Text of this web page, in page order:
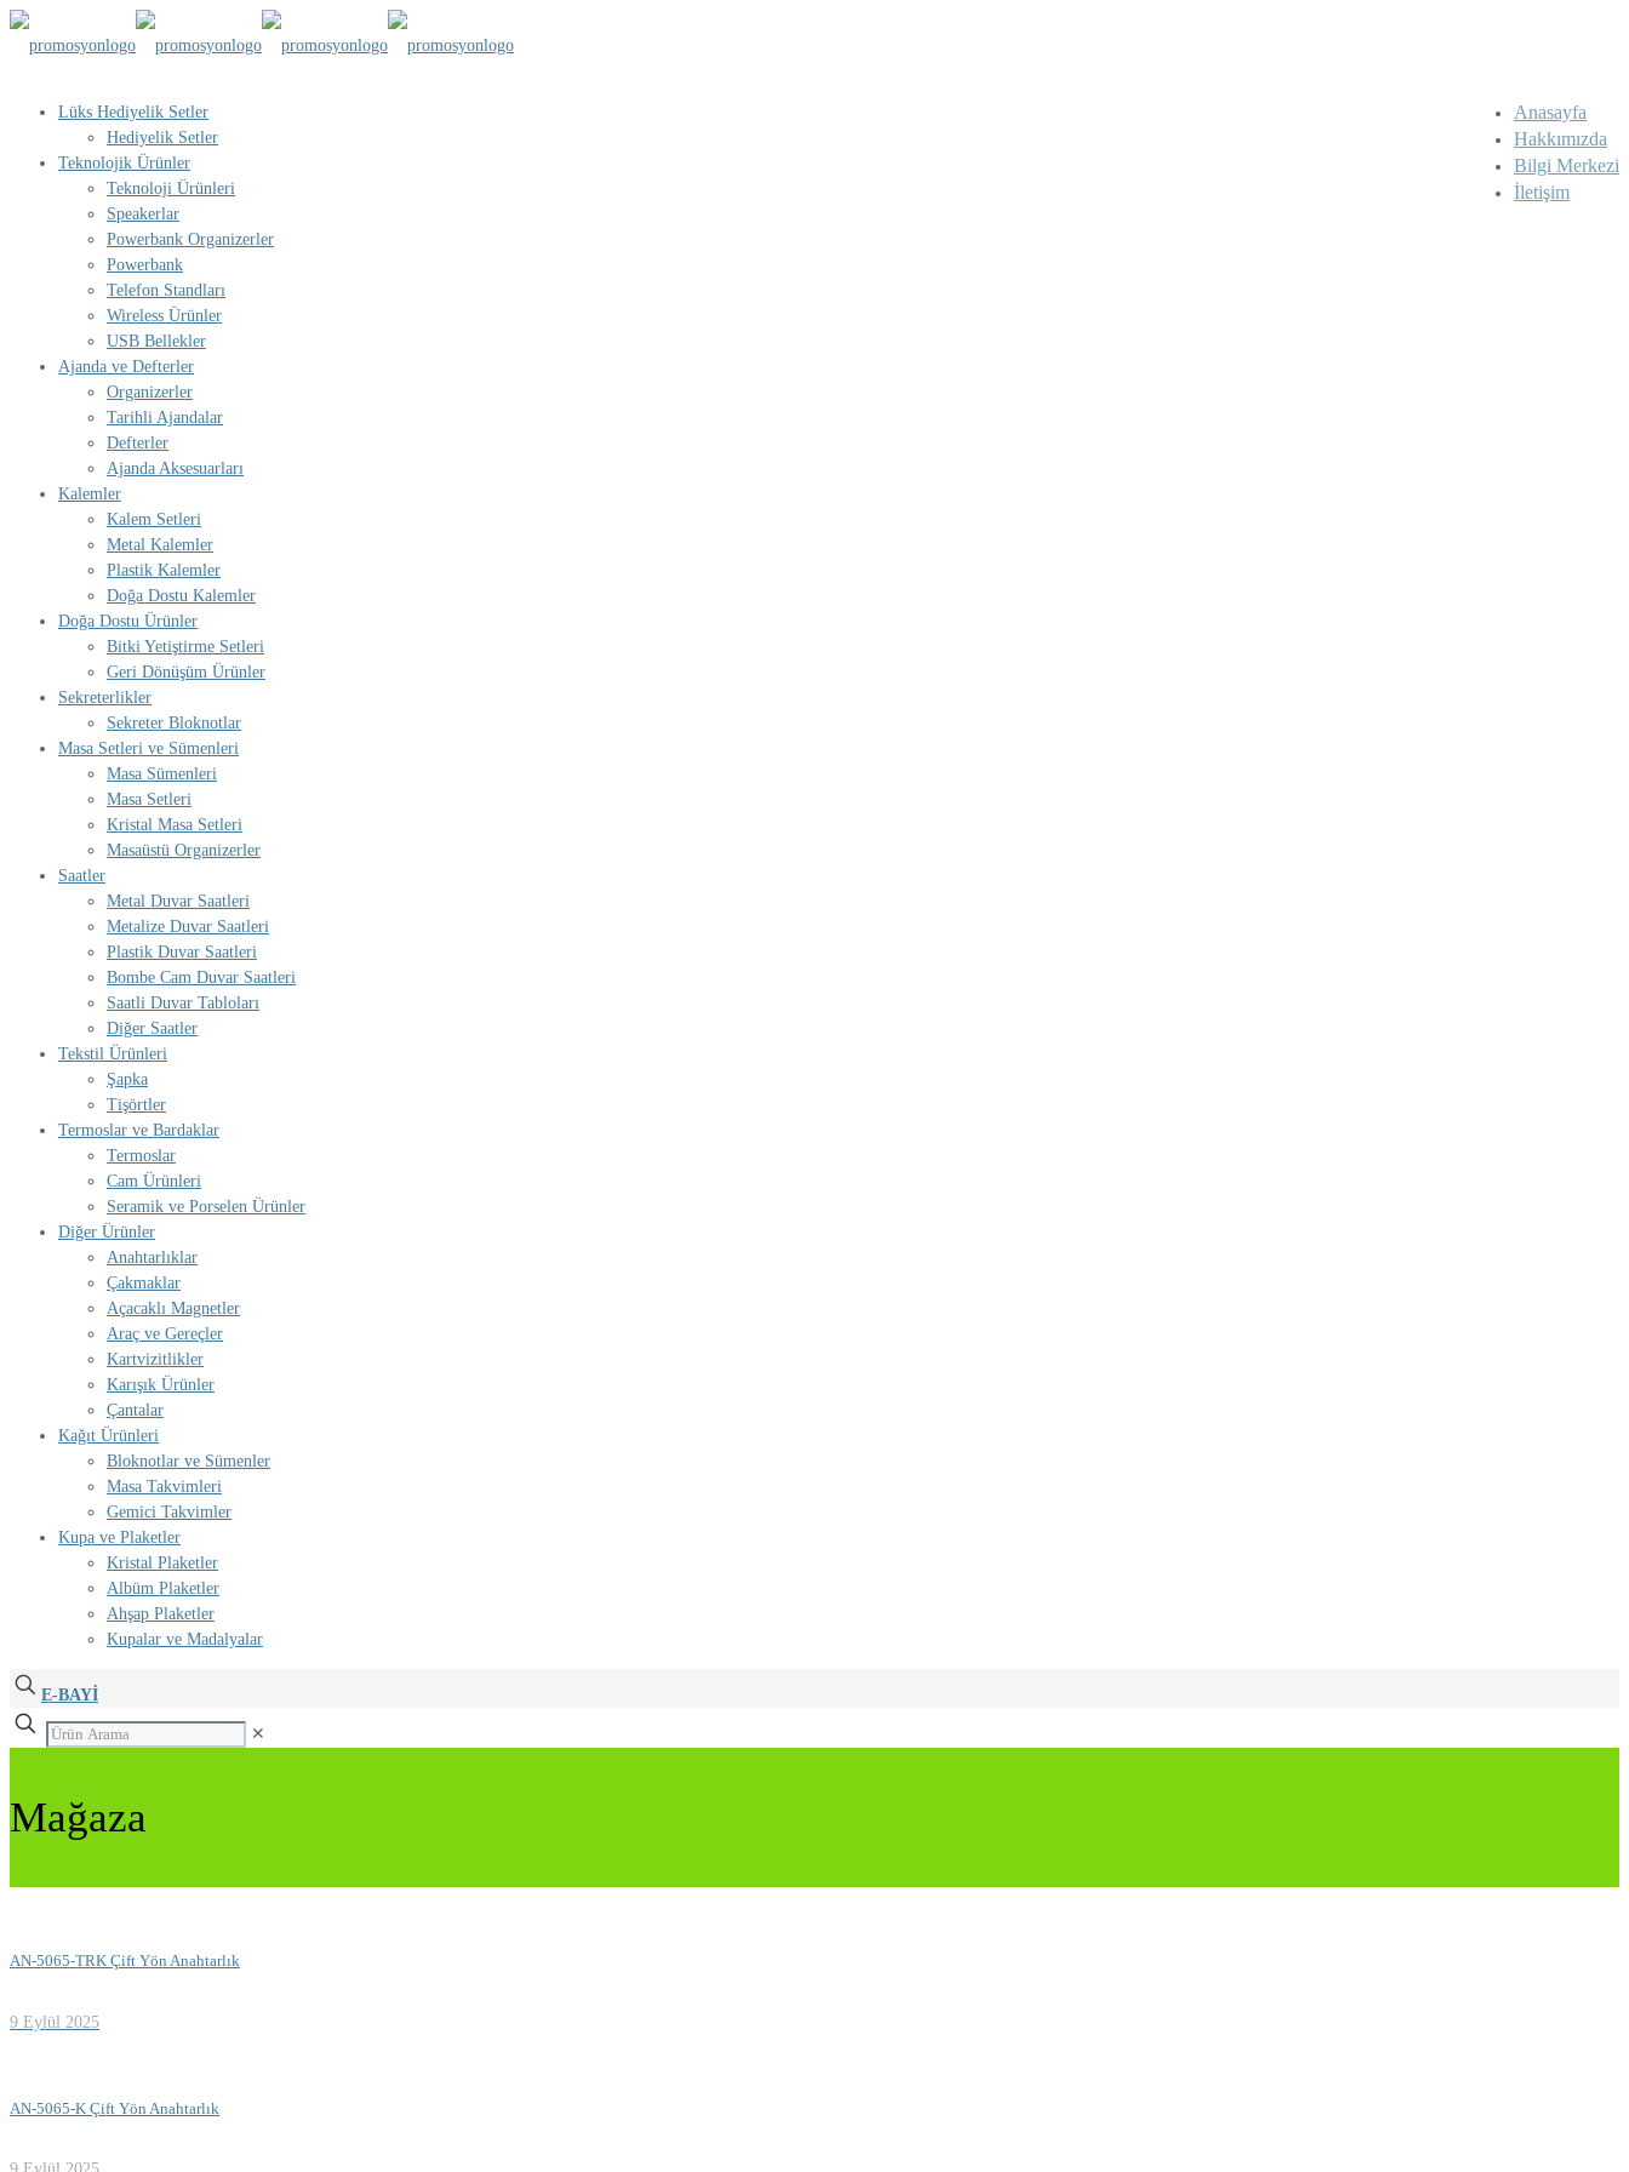
Anasayfa
Hakkımızda
Bilgi Merkezi
İletişim
Lüks Hediyelik Setler
Hediyelik Setler
Teknolojik Ürünler
Teknoloji Ürünleri
Speakerlar
Powerbank Organizerler
Powerbank
Telefon Standları
Wireless Ürünler
USB Bellekler
Ajanda ve Defterler
Organizerler
Tarihli Ajandalar
Defterler
Ajanda Aksesuarları
Kalemler
Kalem Setleri
Metal Kalemler
Plastik Kalemler
Doğa Dostu Kalemler
Doğa Dostu Ürünler
Bitki Yetiştirme Setleri
Geri Dönüşüm Ürünler
Sekreterlikler
Sekreter Bloknotlar
Masa Setleri ve Sümenleri
Masa Sümenleri
Masa Setleri
Kristal Masa Setleri
Masaüstü Organizerler
Saatler
Metal Duvar Saatleri
Metalize Duvar Saatleri
Plastik Duvar Saatleri
Bombe Cam Duvar Saatleri
Saatli Duvar Tabloları
Diğer Saatler
Tekstil Ürünleri
Şapka
Tişörtler
Termoslar ve Bardaklar
Termoslar
Cam Ürünleri
Seramik ve Porselen Ürünler
Diğer Ürünler
Anahtarlıklar
Çakmaklar
Açacaklı Magnetler
Araç ve Gereçler
Kartvizitlikler
Karışık Ürünler
Çantalar
Kağıt Ürünleri
Bloknotlar ve Sümenler
Masa Takvimleri
Gemici Takvimler
Kupa ve Plaketler
Kristal Plaketler
Albüm Plaketler
Ahşap Plaketler
Kupalar ve Madalyalar
E-BAYİ
✕
Mağaza
AN-5065-TRK Çift Yön Anahtarlık
9 Eylül 2025
AN-5065-K Çift Yön Anahtarlık